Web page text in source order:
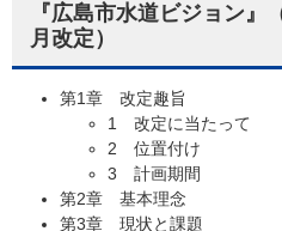
『広島市水道ビジョン』
月改定）
第1章 改定趣旨
1 改定に当たって
2 位置付け
3 計画期間
第2章 基本理念
第3章 現状と課題